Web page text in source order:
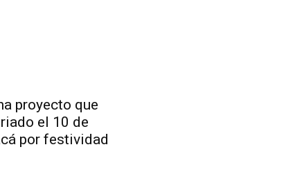
proyecto que
el 10 de
por festividad